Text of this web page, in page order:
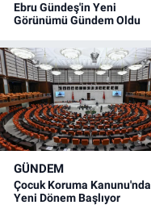
Ebru Gündeş'in Yeni
Görünümü Gündem Oldu
GÜNDEM
Çocuk Koruma Kanunu'nda
Yeni Dönem Başlıyor